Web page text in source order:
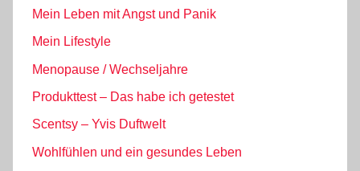
Mein Leben mit Angst und Panik
Mein Lifestyle
Menopause / Wechseljahre
Produkttest – Das habe ich getestet
Scentsy – Yvis Duftwelt
Wohlfühlen und ein gesundes Leben